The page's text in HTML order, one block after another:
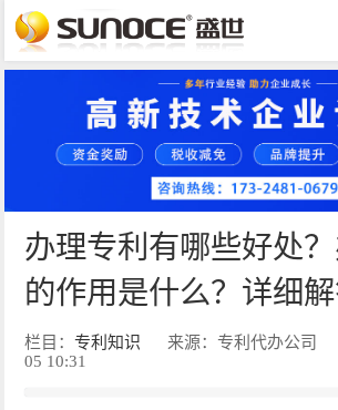
办理专利有哪些好处？
的作用是什么？详细
栏目：专利知识 来源：专利代办公司
05 10:31